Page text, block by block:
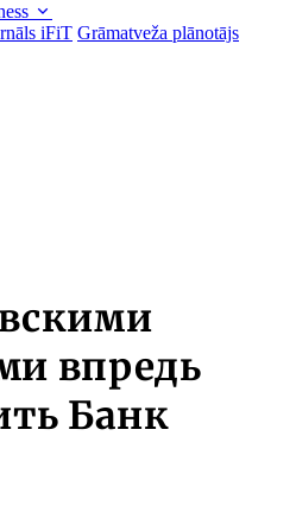
iFiT Grāmatveža plānotājs
впредь
Банк